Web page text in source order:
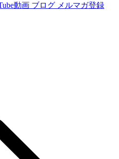
動画 ブログ メルマガ登録